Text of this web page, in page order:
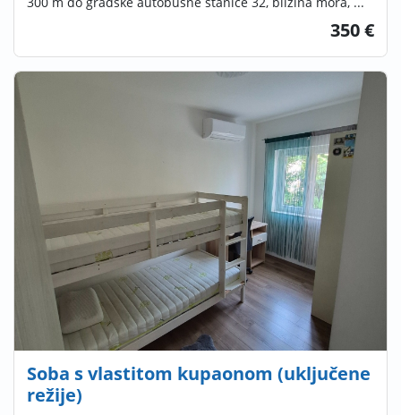
350 €
Soba s vlastitom kupaonom (uključene
režije)